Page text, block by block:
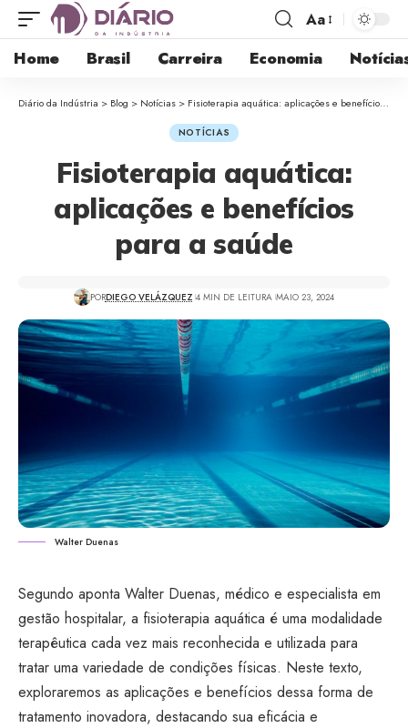
Aa
Home Brasil Carreira Economia
Diário da Indústria > Blog > Notícias > Fisioterapia aquática: aplicações e benefícios para a saúde
NOTÍCIAS
Fisioterapia aquática:
aplicações e benefícios
para a saúde
PORDIEGO VELÁZQUEZ 4 MIN DE LEITURA MAIO 23, 2024
Walter Duenas
Segundo aponta Walter Duenas, médico e especialista em
gestão hospitalar, a fisioterapia aquática é uma modalidade
terapêutica cada vez mais reconhecida e utilizada para
tratar uma variedade de condições físicas. Neste texto,
exploraremos as aplicações e benefícios dessa forma de
tratamento inovadora, destacando sua eficácia e